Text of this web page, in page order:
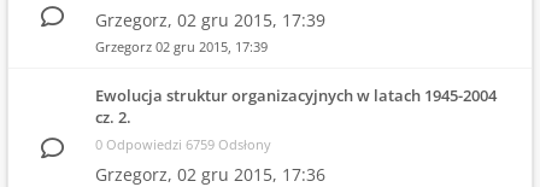
Grzegorz, 02 gru 2015, 17:39
Grzegorz 02 gru 2015, 17:39
Ewolucja struktur organizacyjnych w latach 1945-2004
cz. 2.
0 Odpowiedzi 6759 Odsłony
Grzegorz, 02 gru 2015, 17:36